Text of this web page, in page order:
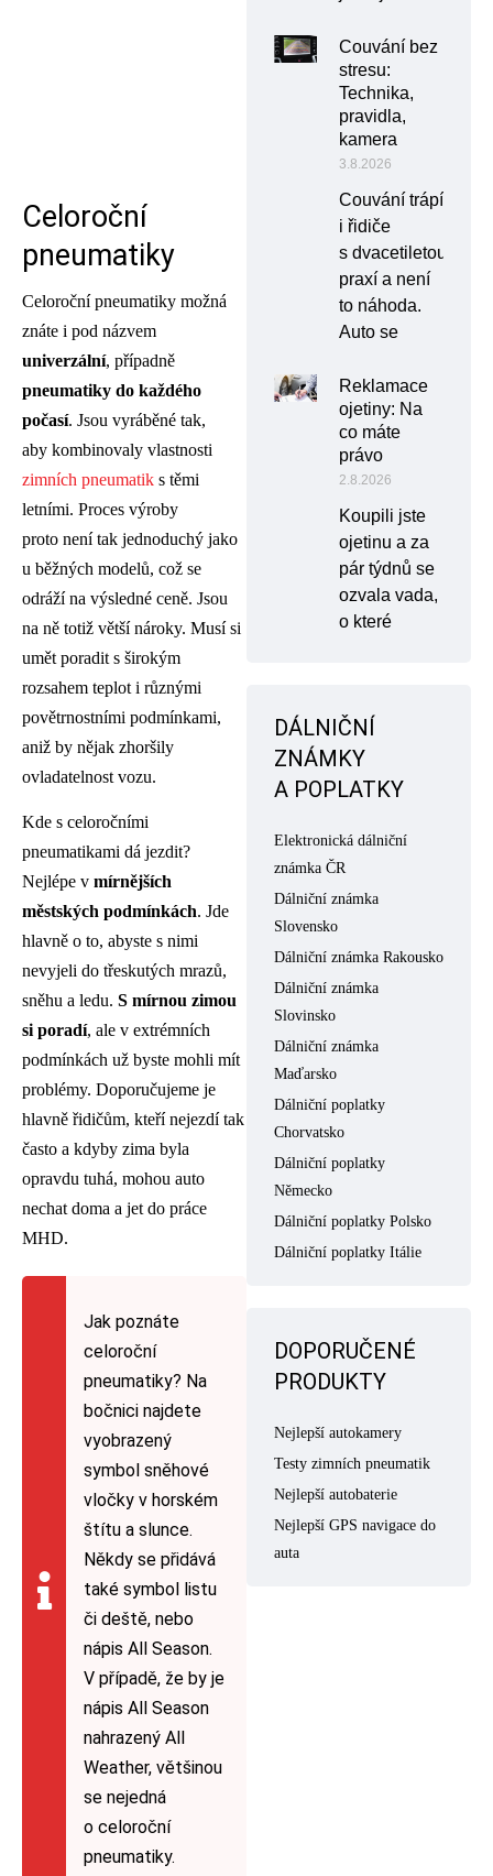
Celoroční
pneumatiky
Celoroční pneumatiky možná
znáte i pod názvem
univerzální, případně
pneumatiky do každého
počasí. Jsou vyráběné tak,
aby kombinovaly vlastnosti
zimních pneumatik s těmi
letními. Proces výroby
proto není tak jednoduchý jako
u běžných modelů, což se
odráží na výsledné ceně. Jsou
na ně totiž větší nároky. Musí si
umět poradit s širokým
rozsahem teplot i různými
povětrnostními podmínkami,
aniž by nějak zhoršily
ovladatelnost vozu.
Kde s celoročními
pneumatikami dá jezdit?
Nejlépe v mírnějších
městských podmínkách. Jde
hlavně o to, abyste s nimi
nevyjeli do třeskutých mrazů,
sněhu a ledu. S mírnou zimou
si poradí, ale v extrémních
podmínkách už byste mohli mít
problémy. Doporučujeme je
hlavně řidičům, kteří nejezdí tak
často a kdyby zima byla
opravdu tuhá, mohou auto
nechat doma a jet do práce
MHD.
Jak poznáte
celoroční
pneumatiky? Na
bočnici najdete
vyobrazený
symbol sněhové
vločky v horském
štítu a slunce.
Někdy se přidává
také symbol listu
či deště, nebo
nápis All Season.
V případě, že by je
nápis All Season
nahrazený All
Weather, většinou
se nejedná
o celoroční
pneumatiky.
Couvání bez
stresu:
Technika,
pravidla,
kamera
3.8.2026
Couvání trápí
i řidiče
s dvacetiletou
praxí a není
to náhoda.
Auto se
Reklamace
ojetiny: Na
co máte
právo
2.8.2026
Koupili jste
ojetinu a za
pár týdnů se
ozvala vada,
o které
DÁLNIČNÍ
ZNÁMKY
A POPLATKY
Elektronická dálniční
známka ČR
Dálniční známka
Slovensko
Dálniční známka Rakousko
Dálniční známka
Slovinsko
Dálniční známka
Maďarsko
Dálniční poplatky
Chorvatsko
Dálniční poplatky
Německo
Dálniční poplatky Polsko
Dálniční poplatky Itálie
DOPORUČENÉ
PRODUKTY
Nejlepší autokamery
Testy zimních pneumatik
Nejlepší autobaterie
Nejlepší GPS navigace do
auta